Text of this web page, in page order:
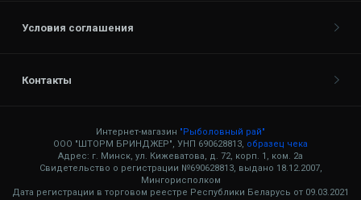
Условия соглашения
Контакты
Интернет-магазин "Рыболовный рай"
ООО "ШТОРМ БРИНДЖЕР", УНП 690628813, образец чека
Адрес: г. Минск, ул. Кижеватова, д. 72, корп. 1, ком. 2а
Свидетельство о регистрации №690628813, выдано 18.12.2007,
Мингорисполком
Дата регистрации в торговом реестре Республики Беларусь от 09.03.2021